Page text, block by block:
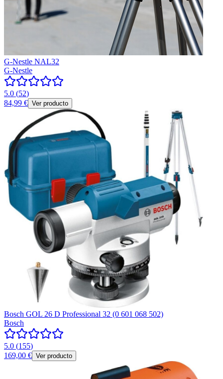
G-Nestle NAL32
G-Nestle
5.0 (52)
84,99 € Ver producto
Bosch GOL 26 D Professional 32 (0 601 068 502)
Bosch
5.0 (155)
169,00 € Ver producto